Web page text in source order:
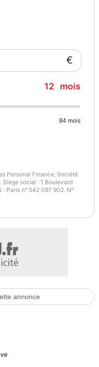
Pack Visibilite,
Peinture opaque Blanc
1/3 - 2/3 (avec modularite
au, Jantes acier
commandes au volant),
Connect SOS &
réelle
€
12 mois
84 mois
Personal Finance, Société
Siège social : 1 Boulevard
Paris n° 542 097 902. N°
annonce